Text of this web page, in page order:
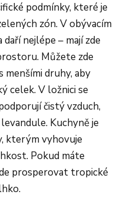
podmínky, které je
zón. V obývacím
nejlépe – mají zde
Můžete zde
druhy, aby
celek. V ložnici se
čistý vzduch,
Kuchyně je
kterým vyhovuje
Pokud máte
prosperovat tropické